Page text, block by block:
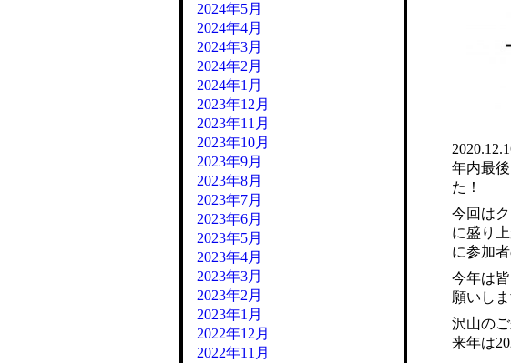
年内最
た！
今回は
に盛り
に参加
今年は
願いしま
沢山の
来年は
2024年5月
2024年4月
2024年3月
2024年2月
2024年1月
2023年12月
2023年11月
2023年10月
2023年9月
2023年8月
2023年7月
2023年6月
2023年5月
2023年4月
2023年3月
2023年2月
2023年1月
2022年12月
2022年11月